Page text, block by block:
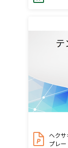
ヘク
プレー